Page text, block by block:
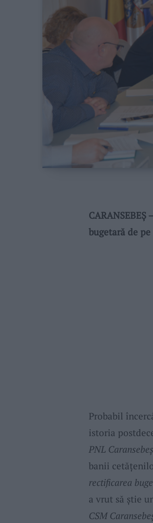
bugetară de
Probabil
istoria
PNL Caransebeș
banii
rectificarea
a vrut să știe
CSM